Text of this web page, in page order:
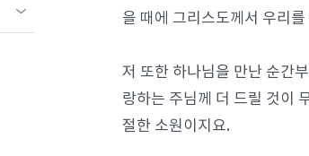
을 때에 그리스도께서 우리
저 또한 하나님을 만난 순간
랑하는 주님께 더 드릴 것이
절한 소원이지요.